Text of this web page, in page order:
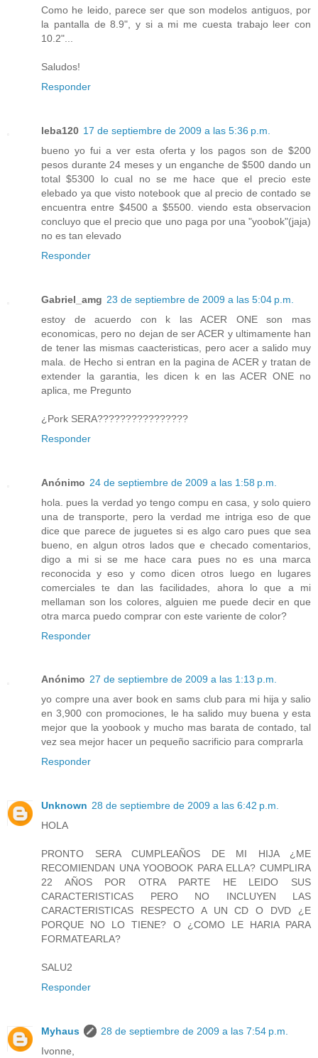
Como he leido, parece ser que son modelos antiguos, por
la pantalla de 8.9", y si a mi me cuesta trabajo leer con
10.2"...
Saludos!
Responder
leba120 17 de septiembre de 2009 a las 5:36 p.m.
bueno yo fui a ver esta oferta y los pagos son de $200
pesos durante 24 meses y un enganche de $500 dando un
total $5300 lo cual no se me hace que el precio este
elebado ya que visto notebook que al precio de contado se
encuentra entre $4500 a $5500. viendo esta observacion
concluyo que el precio que uno paga por una "yoobok"(jaja)
no es tan elevado
Responder
Gabriel_amg 23 de septiembre de 2009 a las 5:04 p.m.
estoy de acuerdo con k las ACER ONE son mas
economicas, pero no dejan de ser ACER y ultimamente han
de tener las mismas caacteristicas, pero acer a salido muy
mala. de Hecho si entran en la pagina de ACER y tratan de
extender la garantia, les dicen k en las ACER ONE no
aplica, me Pregunto
¿Pork SERA????????????????
Responder
Anónimo 24 de septiembre de 2009 a las 1:58 p.m.
hola. pues la verdad yo tengo compu en casa, y solo quiero
una de transporte, pero la verdad me intriga eso de que
dice que parece de juguetes si es algo caro pues que sea
bueno, en algun otros lados que e checado comentarios,
digo a mi si se me hace cara pues no es una marca
reconocida y eso y como dicen otros luego en lugares
comerciales te dan las facilidades, ahora lo que a mi
mellaman son los colores, alguien me puede decir en que
otra marca puedo comprar con este variente de color?
Responder
Anónimo 27 de septiembre de 2009 a las 1:13 p.m.
yo compre una aver book en sams club para mi hija y salio
en 3,900 con promociones, le ha salido muy buena y esta
mejor que la yoobook y mucho mas barata de contado, tal
vez sea mejor hacer un pequeño sacrificio para comprarla
Responder
Unknown 28 de septiembre de 2009 a las 6:42 p.m.
HOLA
PRONTO SERA CUMPLEAÑOS DE MI HIJA ¿ME
RECOMIENDAN UNA YOOBOOK PARA ELLA? CUMPLIRA
22 AÑOS POR OTRA PARTE HE LEIDO SUS
CARACTERISTICAS PERO NO INCLUYEN LAS
CARACTERISTICAS RESPECTO A UN CD O DVD ¿E
PORQUE NO LO TIENE? O ¿COMO LE HARIA PARA
FORMATEARLA?
SALU2
Responder
Myhaus
28 de septiembre de 2009 a las 7:54 p.m.
Ivonne,